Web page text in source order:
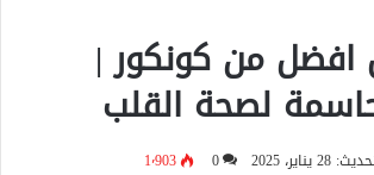
افضل من كونكور |
لصحة القلب
يناير، 2025 0 1٬903